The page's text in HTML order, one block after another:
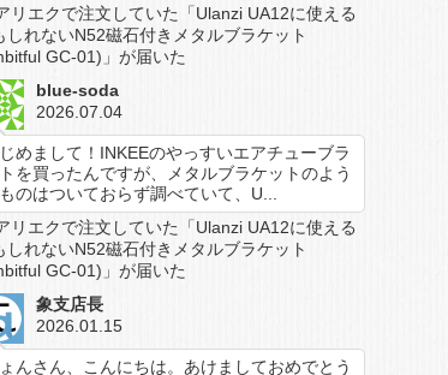
リエクで注文していた「Ulanzi UA12に使える
しれないN52磁石付きメタルブラケット
GC-01)」が届いた
blue-soda
2026.07.04
めまして！INKEEのやっすいエアチューブラ
を買ったんですが、メタルブラケットのよう
のはついておらず調べていて、U...
リエクで注文していた「Ulanzi UA12に使える
しれないN52磁石付きメタルブラケット
GC-01)」が届いた
象支店長
2026.01.15
んさん、こんにちは。あけましておめでとう